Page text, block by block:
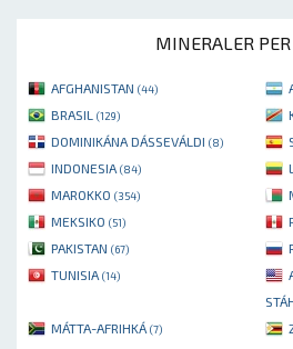
MINERALER
AFGHANISTAN (44)
BRASIL (129)
DOMINIKÁNA DÁSSEVÁLDI (8)
INDONESIA (84)
MAROKKO (354)
MEKSIKO (51)
PAKISTAN (67)
TUNISIA (14)
MÁTTA-AFRIHKÁ (7)